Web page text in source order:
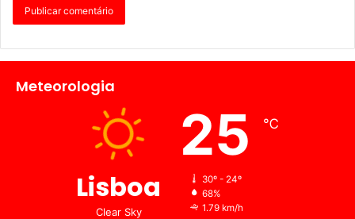
Meteorologia
Lisboa
Clear Sky
25 ℃
30º - 24º
68%
1.79 km/h